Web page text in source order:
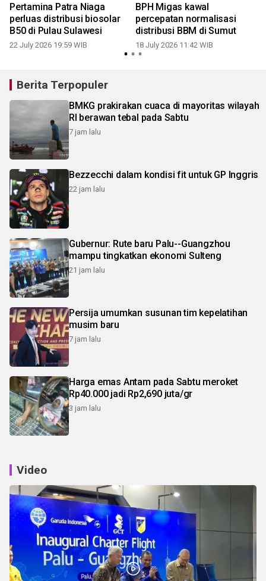
Pertamina Patra Niaga
perluas distribusi biosolar
B50 di Pulau Sulawesi
22 July 2026 19:59 WIB
BPH Migas kawal
percepatan normalisasi
distribusi BBM di Sumut
18 July 2026 11:42 WIB
Berita Terpopuler
BMKG prakirakan cuaca di mayoritas wilayah
RI berawan tebal pada Sabtu
7 jam lalu
Bezzecchi dalam kondisi fit untuk GP Inggris
22 jam lalu
Gubernur: Rute baru Palu--Guangzhou
mampu tingkatkan ekonomi Sulteng
21 jam lalu
Persija umumkan susunan tim kepelatihan
musim baru
7 jam lalu
Harga emas Antam pada Sabtu meroket
Rp40.000 jadi Rp2,690 juta/gr
3 jam lalu
Video